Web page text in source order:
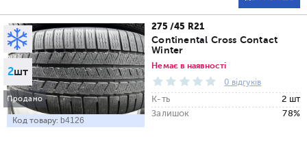
2шт
Продано
Код товару: b4126
275 /45 R21
Continental Cross Contact
Winter
Немає в наявності
0 відгуків
К-ть
2 шт
Залишок
78%